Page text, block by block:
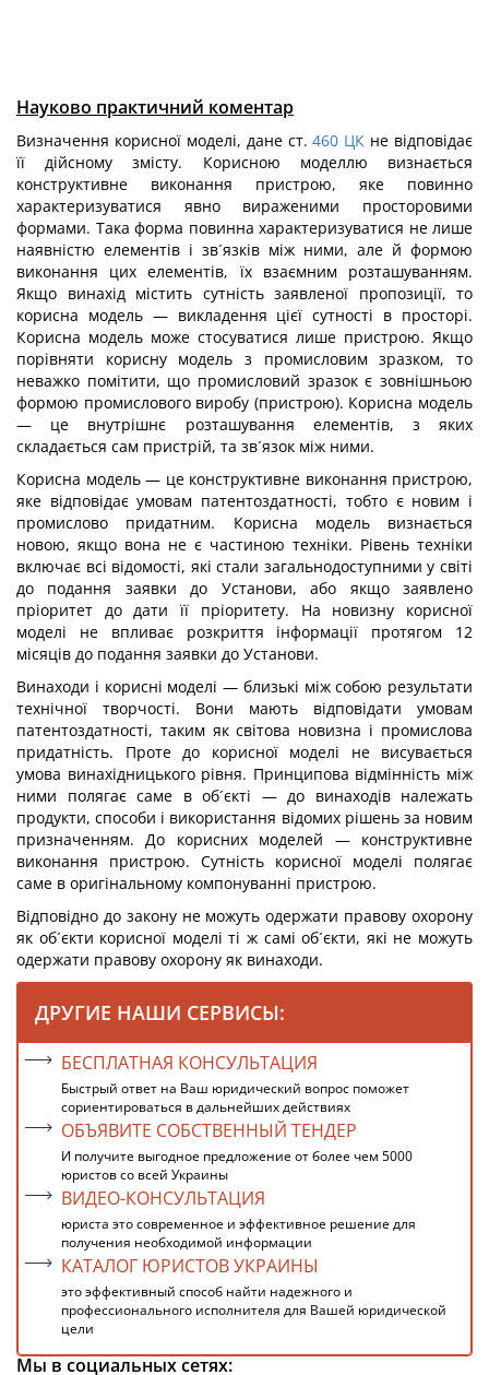
Науково практичний коментар
Визначення корисної моделі, дане ст. 460 ЦК не відповідає
її дійсному змісту. Корисною моделлю визнається
конструктивне виконання пристрою, яке повинно
характеризуватися явно вираженими просторовими
формами. Така форма повинна характеризуватися не лише
наявністю елементів і зв´язків між ними, але й формою
виконання цих елементів, їх взаємним розташуванням.
Якщо винахід містить сутність заявленої пропозиції, то
корисна модель — викладення цієї сутності в просторі.
Корисна модель може стосуватися лише пристрою. Якщо
порівняти корисну модель з промисловим зразком, то
неважко помітити, що промисловий зразок є зовнішньою
формою промислового виробу (пристрою). Корисна модель
— це внутрішнє розташування елементів, з яких
складається сам пристрій, та зв´язок між ними.
Корисна модель — це конструктивне виконання пристрою,
яке відповідає умовам патентоздатності, тобто є новим і
промислово придатним. Корисна модель визнається
новою, якщо вона не є частиною техніки. Рівень техніки
включає всі відомості, які стали загальнодоступними у світі
до подання заявки до Установи, або якщо заявлено
пріоритет до дати її пріоритету. На новизну корисної
моделі не впливає розкриття інформації протягом 12
місяців до подання заявки до Установи.
Винаходи і корисні моделі — близькі між собою результати
технічної творчості. Вони мають відповідати умовам
патентоздатності, таким як світова новизна і промислова
придатність. Проте до корисної моделі не висувається
умова винахідницького рівня. Принципова відмінність між
ними полягає саме в об´єкті — до винаходів належать
продукти, способи і використання відомих рішень за новим
призначенням. До корисних моделей — конструктивне
виконання пристрою. Сутність корисної моделі полягає
саме в оригінальному компонуванні пристрою.
Відповідно до закону не можуть одержати правову охорону
як об´єкти корисної моделі ті ж самі об´єкти, які не можуть
одержати правову охорону як винаходи.
ДРУГИЕ НАШИ СЕРВИСЫ:
БЕСПЛАТНАЯ КОНСУЛЬТАЦИЯ
Быстрый ответ на Ваш юридический вопрос поможет
сориентироваться в дальнейших действиях
ОБЪЯВИТЕ СОБСТВЕННЫЙ ТЕНДЕР
И получите выгодное предложение от более чем 5000
юристов со всей Украины
ВИДЕО-КОНСУЛЬТАЦИЯ
юриста это современное и эффективное решение для
получения необходимой информации
КАТАЛОГ ЮРИСТОВ УКРАИНЫ
это эффективный способ найти надежного и
профессионального исполнителя для Вашей юридической
цели
Мы в социальных сетях: